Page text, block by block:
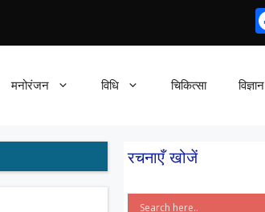
मनोरंजन विधि चिकित्सा विज्ञान
रचनाएँ खोजें